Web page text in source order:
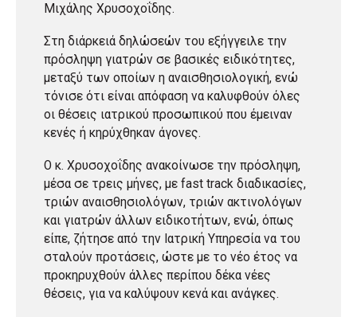
Μιχάλης Χρυσοχοΐδης.
Στη διάρκειά δηλώσεών του εξήγγειλε την
πρόσληψη γιατρών σε βασικές ειδικότητες,
μεταξύ των οποίων η αναισθησιολογική, ενώ
τόνισε ότι είναι απόφαση να καλυφθούν όλες
οι θέσεις ιατρικού προσωπικού που έμειναν
κενές ή κηρύχθηκαν άγονες.
Ο κ. Χρυσοχοΐδης ανακοίνωσε την πρόσληψη,
μέσα σε τρεις μήνες, με fast track διαδικασίες,
τριών αναισθησιολόγων, τριών ακτινολόγων
και γιατρών άλλων ειδικοτήτων, ενώ, όπως
είπε, ζήτησε από την Ιατρική Υπηρεσία να του
σταλούν προτάσεις, ώστε με το νέο έτος να
προκηρυχθούν άλλες περίπου δέκα νέες
θέσεις, για να καλύψουν κενά και ανάγκες.